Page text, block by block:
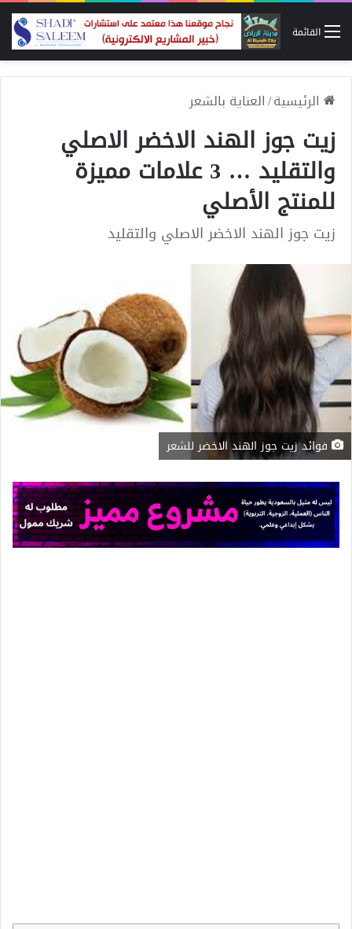
القائمة
الرئيسية/العناية بالشعر
زيت جوز الهند الاخضر الاصلي
والتقليد … 3 علامات مميزة
للمنتج الأصلي
زيت جوز الهند الاخضر الاصلي والتقليد
فوائد زيت جوز الهند الاخضر للشعر